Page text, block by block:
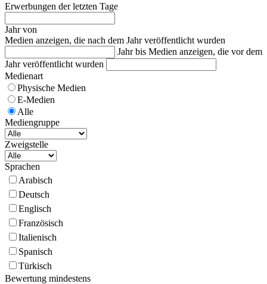
Erwerbungen der letzten Tage
Jahr von
Medien anzeigen, die nach dem Jahr veröffentlicht wurden
Jahr bis Medien anzeigen, die vor dem
Jahr veröffentlicht wurden
Medienart
Physische Medien
E-Medien
Alle
Mediengruppe
Zweigstelle
Sprachen
Arabisch
Deutsch
Englisch
Französisch
Italienisch
Spanisch
Türkisch
Bewertung mindestens